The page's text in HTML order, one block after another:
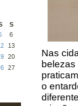
S
6
13
20
27
Nas
o